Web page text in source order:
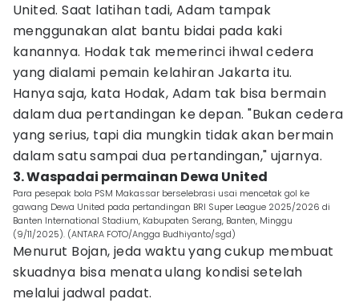
United. Saat latihan tadi, Adam tampak
menggunakan alat bantu bidai pada kaki
kanannya. Hodak tak memerinci ihwal cedera
yang dialami pemain kelahiran Jakarta itu.
Hanya saja, kata Hodak, Adam tak bisa bermain
dalam dua pertandingan ke depan. "Bukan cedera
yang serius, tapi dia mungkin tidak akan bermain
dalam satu sampai dua pertandingan," ujarnya.
3. Waspadai permainan Dewa United
Para pesepak bola PSM Makassar berselebrasi usai mencetak gol ke
gawang Dewa United pada pertandingan BRI Super League 2025/2026 di
Banten International Stadium, Kabupaten Serang, Banten, Minggu
(9/11/2025). (ANTARA FOTO/Angga Budhiyanto/sgd)
Menurut Bojan, jeda waktu yang cukup membuat
skuadnya bisa menata ulang kondisi setelah
melalui jadwal padat.